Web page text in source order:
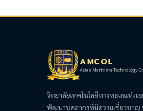
AMCOL
Asian Maritime Technology
วิทยาลัยเทคโนโลยีทางทะเลแห่งเอ
พัฒนาบุคลากรที่มีความเชี่ยวชาญ